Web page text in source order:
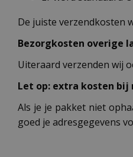
De juiste verzendkosten
Bezorgkosten overige
Uiteraard verzenden wij
Let op: extra kosten
Als je je pakket niet
goed je adresgegevens